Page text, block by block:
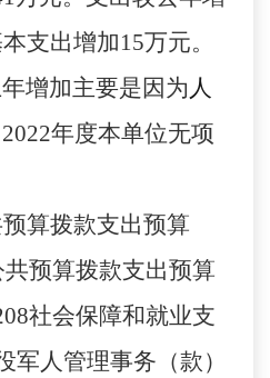
支出增加15万元。
增加主要是因为 人
2022年度本单位无项
算拨款支出预算
预算拨款支出预算
社会保障和就业支
军人管理事务（款）